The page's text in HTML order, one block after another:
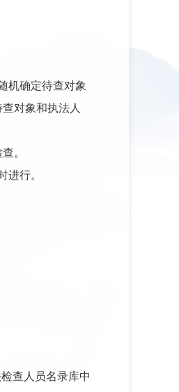
机确定待查对象
对象和执法人
。
进行。
查人员名录库中